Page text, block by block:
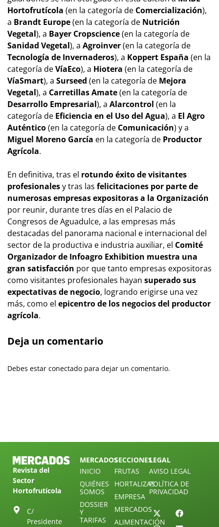
Hortofrutícola (en la categoría de Comercialización),
a Brandt Europe(en la categoría de Nutrición
Vegetal), a Bayer Cropscience(en la categoría de
Sanidad Vegetal), a Agroinver(en la categoría de
Tecnología de Invernaderos), a Koppert España (en la
categoría deVíaEco), a Hiotera (en la categoría de
VíaSmart), a Surseed (en la categoría de Mejora
Vegetal), a Carretillas Amate(en la categoría de
Desarrollo Empresarial), a Alarcontrol (en la
categoría de Eficiencia en el Uso del Agua), a El Agro
Auténtico(en la categoría de Comunicación) y a
Miguel Moreno García en la categoría de Productor
Agrícola.
En definitiva, tras el rotundo éxito de visitantes
profesionalesy tras las felicitaciones por parte de
numerosas empresas expositoras a la Organización
por reunir, durante tres días en el Palacio de
Congresos de Aguadulce, a las empresas más
destacadas del panorama nacional e internacional del
sector de la productiva e industria auxiliar, el Comité
Organizador de Infoagro Exhibition muestra una
gran satisfacción por que tanto empresas expositoras
como visitantes profesionales hayan superado sus
expectativas de negocio, logrando erigirse una vez
más, como el epicentro de los negocios del productor
agrícola.
Deja un comentario
Debes estar conectado para dejar un comentario.
Revista del
Sector
Hortofrutícola
C/
Presidente
MERCADOS
INICIO
QUIÉNES
SOMOS
DOSSIER
Y
TARIFAS
SECCIONES
FRUTAS
HORTALIZAS
EMPRESA
MERCADOS
ALIMENTACIÓN
LEGAL
AVISO LEGAL
POLÍTICA DE
PRIVACIDAD